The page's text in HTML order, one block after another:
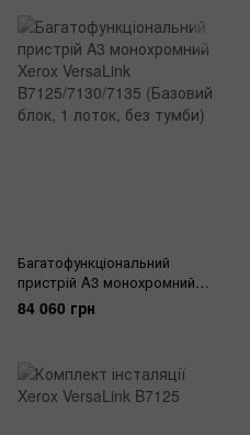
Багатофункціональний
пристрій A3 монохромний
Xerox VersaLink
B7125/7130/7135 (Базовий
84 060 грн